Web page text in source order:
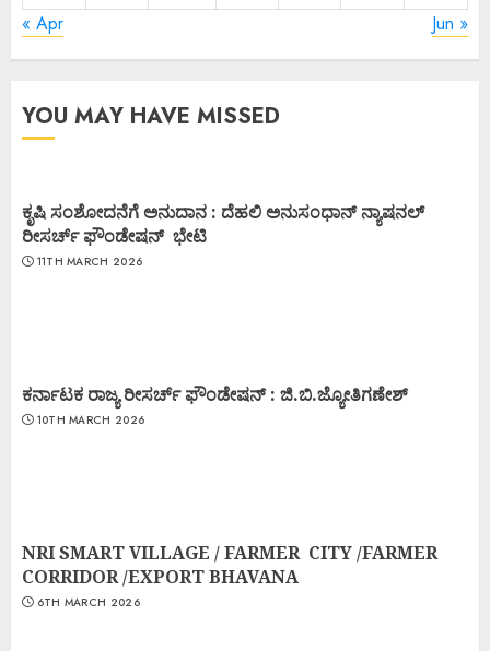
« Apr Jun »
YOU MAY HAVE MISSED
ಕೃಷಿ ಸಂಶೋದನೆಗೆ ಅನುದಾನ : ದೆಹಲಿ ಅನುಸಂಧಾನ್ ನ್ಯಾಷನಲ್
ರೀಸರ್ಚ್ ಫೌಂಡೇಷನ್ ಭೇಟಿ
11TH MARCH 2026
ಕರ್ನಾಟಕ ರಾಜ್ಯ ರೀಸರ್ಚ್ ಫೌಂಡೇಷನ್ : ಜಿ.ಬಿ.ಜ್ಯೋತಿಗಣೇಶ್
10TH MARCH 2026
NRI SMART VILLAGE / FARMER CITY /FARMER
CORRIDOR /EXPORT BHAVANA
6TH MARCH 2026